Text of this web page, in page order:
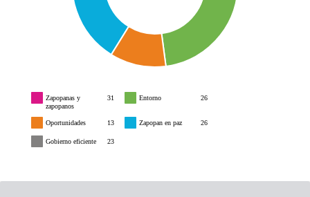
Zapopanas y
zapopanos
31 Entorno 26
Oportunidades 13 Zapopan en paz 26
Gobierno eficiente 23